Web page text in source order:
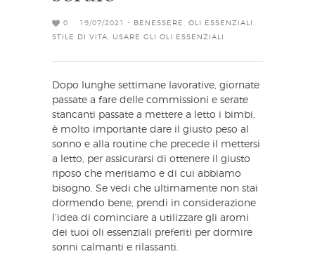
0 19/07/2021 - BENESSERE OLI ESSENZIALI
STILE DI VITA
USARE GLI OLI ESSENZIALI
Dopo lunghe settimane lavorative, giornate
passate a fare delle commissioni e serate
stancanti passate a mettere a letto i bimbi,
è molto importante dare il giusto peso al
sonno e alla routine che precede il mettersi
a letto, per assicurarsi di ottenere il giusto
riposo che meritiamo e di cui abbiamo
bisogno. Se vedi che ultimamente non stai
dormendo bene, prendi in considerazione
l’idea di cominciare a utilizzare gli aromi
dei tuoi oli essenziali preferiti per dormire
sonni calmanti e rilassanti.